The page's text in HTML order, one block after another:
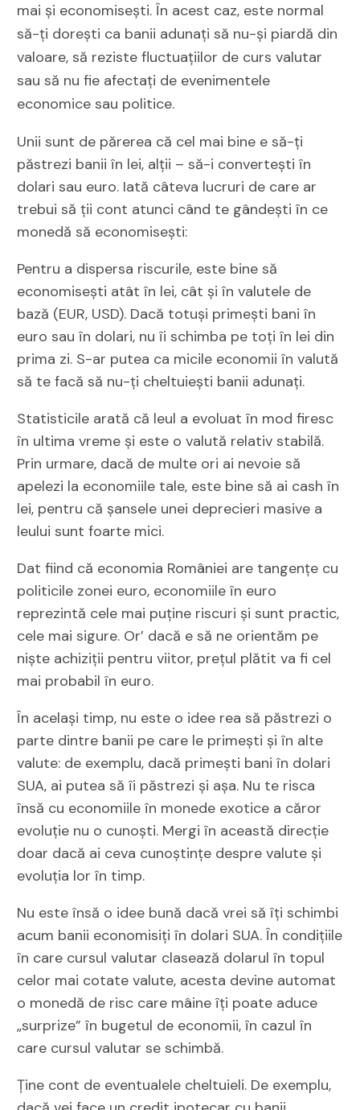
mai și economisești. În acest caz, este normal
să-ți dorești ca banii adunați să nu-și piardă din
valoare, să reziste fluctuațiilor de curs valutar
sau să nu fie afectați de evenimentele
economice sau politice.
Unii sunt de părerea că cel mai bine e să-ți
păstrezi banii în lei, alții – să-i convertești în
dolari sau euro. Iată câteva lucruri de care ar
trebui să ții cont atunci când te gândești în ce
monedă să economisești:
Pentru a dispersa riscurile, este bine să
economisești atât în lei, cât și în valutele de
bază (EUR, USD). Dacă totuși primești bani în
euro sau în dolari, nu îi schimba pe toți în lei din
prima zi. S-ar putea ca micile economii în valută
să te facă să nu-ți cheltuiești banii adunați.
Statisticile arată că leul a evoluat în mod firesc
în ultima vreme și este o valută relativ stabilă.
Prin urmare, dacă de multe ori ai nevoie să
apelezi la economiile tale, este bine să ai cash în
lei, pentru că șansele unei deprecieri masive a
leului sunt foarte mici.
Dat fiind că economia României are tangențe cu
politicile zonei euro, economiile în euro
reprezintă cele mai puține riscuri și sunt practic,
cele mai sigure. Or’ dacă e să ne orientăm pe
niște achiziții pentru viitor, prețul plătit va fi cel
mai probabil în euro.
În același timp, nu este o idee rea să păstrezi o
parte dintre banii pe care le primești și în alte
valute: de exemplu, dacă primești bani în dolari
SUA, ai putea să îi păstrezi și așa. Nu te risca
însă cu economiile în monede exotice a căror
evoluție nu o cunoști. Mergi în această direcție
doar dacă ai ceva cunoștințe despre valute și
evoluția lor în timp.
Nu este însă o idee bună dacă vrei să îți schimbi
acum banii economisiți în dolari SUA. În condițiile
în care cursul valutar clasează dolarul în topul
celor mai cotate valute, acesta devine automat
o monedă de risc care mâine îți poate aduce
„surprize” în bugetul de economii, în cazul în
care cursul valutar se schimbă.
Ține cont de eventualele cheltuieli. De exemplu,